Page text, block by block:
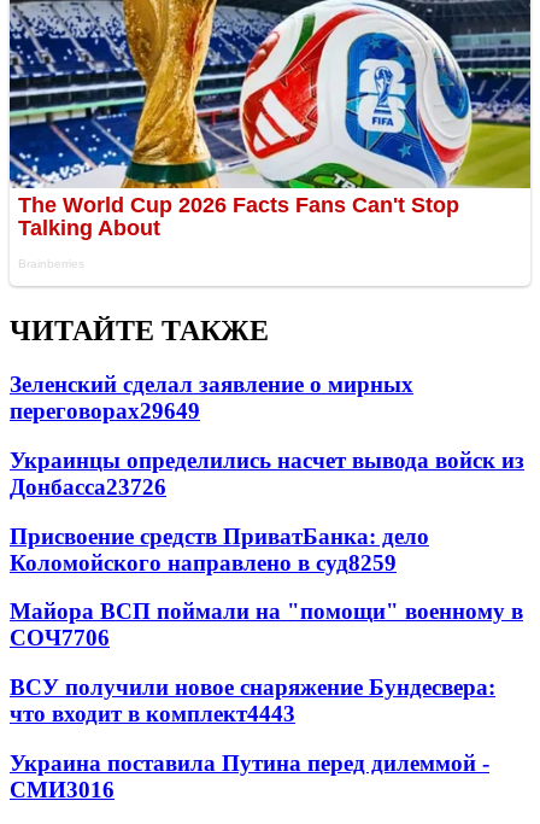
ЧИТАЙТЕ ТАКЖЕ
Зеленский сделал заявление о мирных
переговорах29649
Украинцы определились насчет вывода войск из
Донбасса23726
Присвоение средств ПриватБанка: дело
Коломойского направлено в суд8259
Майора ВСП поймали на "помощи" военному в
СОЧ7706
ВСУ получили новое снаряжение Бундесвера:
что входит в комплект4443
Украина поставила Путина перед дилеммой -
СМИ3016